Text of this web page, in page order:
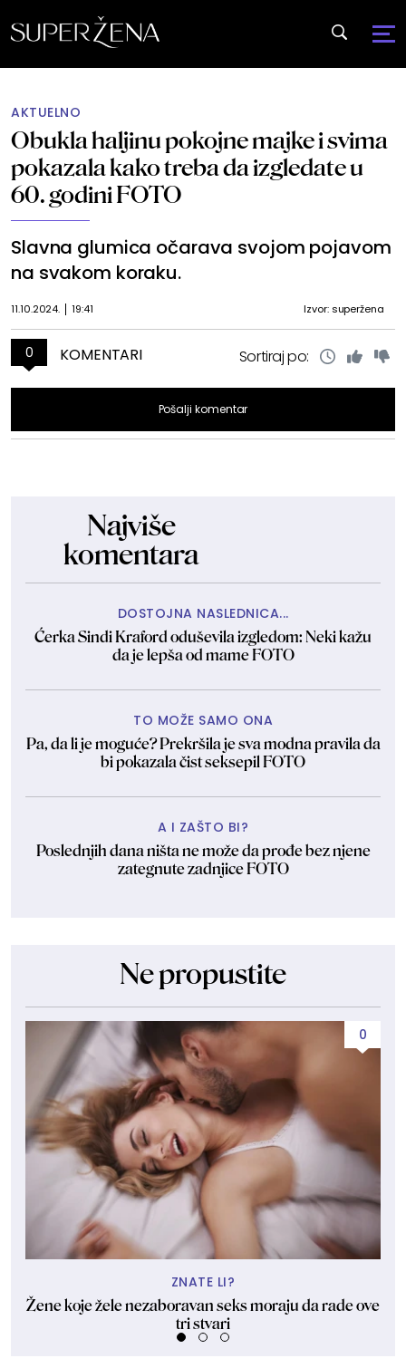
AKTUELNO
Obukla haljinu pokojne majke i svima
pokazala kako treba da izgledate u
60. godini FOTO
Slavna glumica očarava svojom pojavom
na svakom koraku.
11.10.2024. 19:41 Izvor: superžena
0 KOMENTARI Sortiraj po:
Pošalji komentar
Najviše
komentara
DOSTOJNA NASLEDNICA...
Ćerka Sindi Kraford oduševila izgledom: Neki kažu
da je lepša od mame FOTO
TO MOŽE SAMO ONA
Pa, da li je moguće? Prekršila je sva modna pravila da
bi pokazala čist seksepil FOTO
A I ZAŠTO BI?
Poslednjih dana ništa ne može da prođe bez njene
zategnute zadnjice FOTO
Ne propustite
0
ZNATE LI?
Žene koje žele nezaboravan seks moraju da rade ove
tri stvari